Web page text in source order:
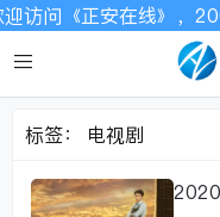
访问《正安在线》，
标签： 电视剧
2020